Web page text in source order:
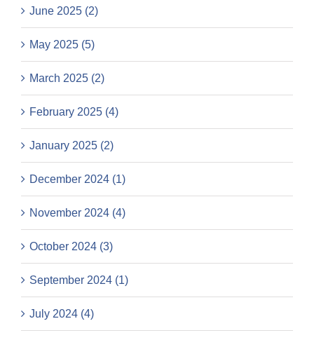
June 2025 (2)
May 2025 (5)
March 2025 (2)
February 2025 (4)
January 2025 (2)
December 2024 (1)
November 2024 (4)
October 2024 (3)
September 2024 (1)
July 2024 (4)